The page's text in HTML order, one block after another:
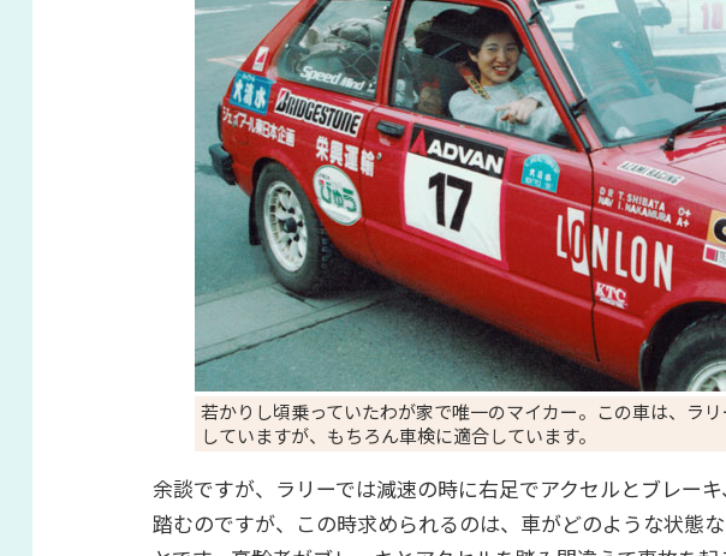
若かりし頃乗っていたわが家で唯一のマイカー。この車は、ラ
していますが、もちろん車検に適合しています。
余談ですが、ラリーでは減速の時に右足でアクセルとブレー
踏むのですが、この時求められるのは、車がどのような状態